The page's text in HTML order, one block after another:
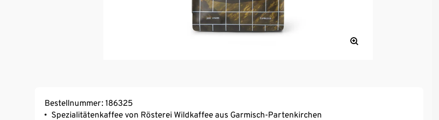
Bestellnummer: 186325
Spezialitätenkaffee von Rösterei Wildkaffee aus Garmisch-Partenkirchen